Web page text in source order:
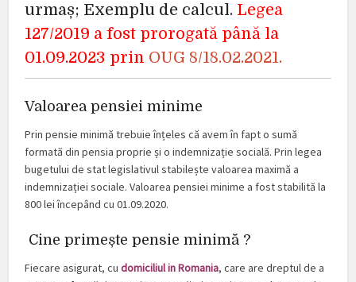
urmaș; Exemplu de calcul. Legea
127/2019 a fost prorogată până la
01.09.2023 prin OUG 8/18.02.2021.
Valoarea pensiei minime
Prin pensie minimă trebuie înțeles că avem în fapt o sumă
formată din pensia proprie și o indemnizație socială. Prin legea
bugetului de stat legislativul stabilește valoarea maximă a
indemnizației sociale. Valoarea pensiei minime a fost stabilită la
800 lei începând cu 01.09.2020.
Cine primește pensie minimă ?
Fiecare asigurat, cudomiciliul in Romania, care are dreptul de a